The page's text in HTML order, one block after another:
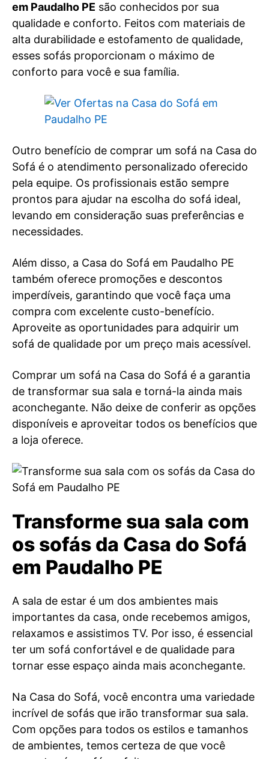
em Paudalho PE são conhecidos por sua
qualidade e conforto. Feitos com materiais de
alta durabilidade e estofamento de qualidade,
esses sofás proporcionam o máximo de
conforto para você e sua família.
Outro benefício de comprar um sofá na Casa do
Sofá é o atendimento personalizado oferecido
pela equipe. Os profissionais estão sempre
prontos para ajudar na escolha do sofá ideal,
levando em consideração suas preferências e
necessidades.
Além disso, a Casa do Sofá em Paudalho PE
também oferece promoções e descontos
imperdíveis, garantindo que você faça uma
compra com excelente custo-benefício.
Aproveite as oportunidades para adquirir um
sofá de qualidade por um preço mais acessível.
Comprar um sofá na Casa do Sofá é a garantia
de transformar sua sala e torná-la ainda mais
aconchegante. Não deixe de conferir as opções
disponíveis e aproveitar todos os benefícios que
a loja oferece.
Transforme sua sala com
os sofás da Casa do Sofá
em Paudalho PE
A sala de estar é um dos ambientes mais
importantes da casa, onde recebemos amigos,
relaxamos e assistimos TV. Por isso, é essencial
ter um sofá confortável e de qualidade para
tornar esse espaço ainda mais aconchegante.
Na Casa do Sofá, você encontra uma variedade
incrível de sofás que irão transformar sua sala.
Com opções para todos os estilos e tamanhos
de ambientes, temos certeza de que você